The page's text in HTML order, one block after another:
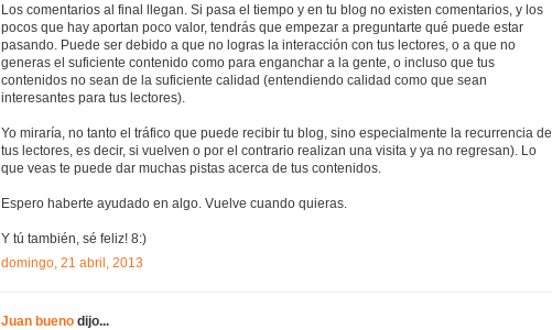
Los comentarios al final llegan. Si pasa el tiempo y en tu blog no existen comentarios, y los
pocos que hay aportan poco valor, tendrás que empezar a preguntarte qué puede estar
pasando. Puede ser debido a que no logras la interacción con tus lectores, o a que no
generas el suficiente contenido como para enganchar a la gente, o incluso que tus
contenidos no sean de la suficiente calidad (entendiendo calidad como que sean
interesantes para tus lectores).
Yo miraría, no tanto el tráfico que puede recibir tu blog, sino especialmente la recurrencia de
tus lectores, es decir, si vuelven o por el contrario realizan una visita y ya no regresan). Lo
que veas te puede dar muchas pistas acerca de tus contenidos.
Espero haberte ayudado en algo. Vuelve cuando quieras.
Y tú también, sé feliz! 8:)
domingo, 21 abril, 2013
Juan bueno dijo...